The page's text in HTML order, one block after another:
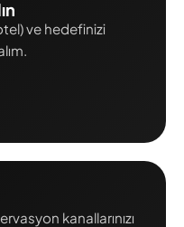
ve hedefinizi
kanallarınızı